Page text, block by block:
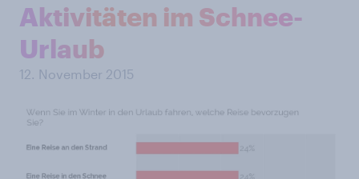
Aktivitäten im Schnee-
Urlaub
12. November 2015